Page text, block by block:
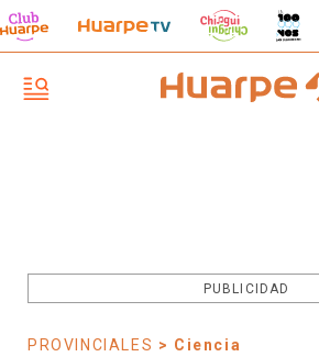
PUBLICIDAD
PROVINCIALES > Ciencia